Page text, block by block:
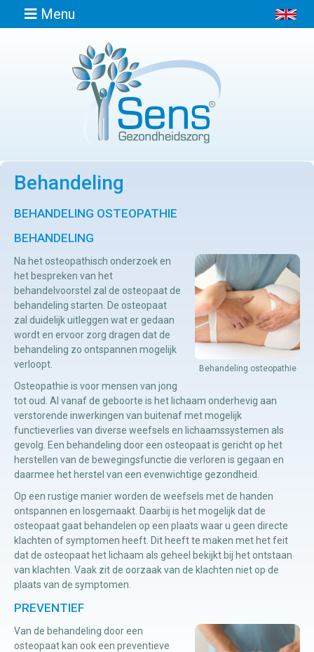
Menu
Afspraak
Locaties
Contact
Osteopathie
Manuele
therapie
Viscerale
therapie
Craniosacraal
therapie
Fysiotherapie
Behandeling
BEHANDELING OSTEOPATHIE
BEHANDELING
Behandeling osteopathie
Na het osteopathisch onderzoek en
het bespreken van het
behandelvoorstel zal de osteopaat de
behandeling starten. De osteopaat
zal duidelijk uitleggen wat er gedaan
wordt en ervoor zorg dragen dat de
behandeling zo ontspannen mogelijk
verloopt.
Osteopathie is voor mensen van jong
tot oud. Al vanaf de geboorte is het lichaam onderhevig aan
verstorende inwerkingen van buitenaf met mogelijk
functieverlies van diverse weefsels en lichaamssystemen als
gevolg. Een behandeling door een osteopaat is gericht op het
herstellen van de bewegingsfunctie die verloren is gegaan en
daarmee het herstel van een evenwichtige gezondheid.
Op een rustige manier worden de weefsels met de handen
ontspannen en losgemaakt. Daarbij is het mogelijk dat de
osteopaat gaat behandelen op een plaats waar u geen directe
klachten of symptomen heeft. Dit heeft te maken met het feit
dat de osteopaat het lichaam als geheel bekijkt bij het ontstaan
van klachten. Vaak zit de oorzaak van de klachten niet op de
plaats van de symptomen.
PREVENTIEF
Van de behandeling door een
osteopaat kan ook een preventieve